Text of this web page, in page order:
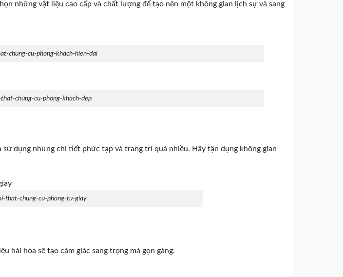
những vật liệu cao cấp và chất lượng để tạo nên một không gian lịch sự và sang
chung-cu-phong-khach-hien-dai
chung-cu-phong-khach-dep
dụng những chi tiết phức tạp và trang trí quá nhiều. Hãy tận dụng không gian
that-chung-cu-phong-tu-giay
hài hòa sẽ tạo cảm giác sang trọng mà gọn gàng.